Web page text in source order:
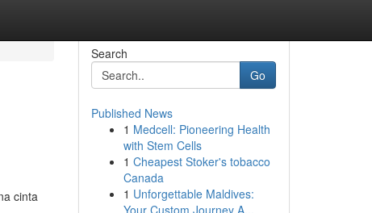
cinta
Search
Go
Published News
1 Medcell: Pioneering Health
with Stem Cells
1 Cheapest Stoker's tobacco
Canada
1 Unforgettable Maldives:
Your Custom Journey A...